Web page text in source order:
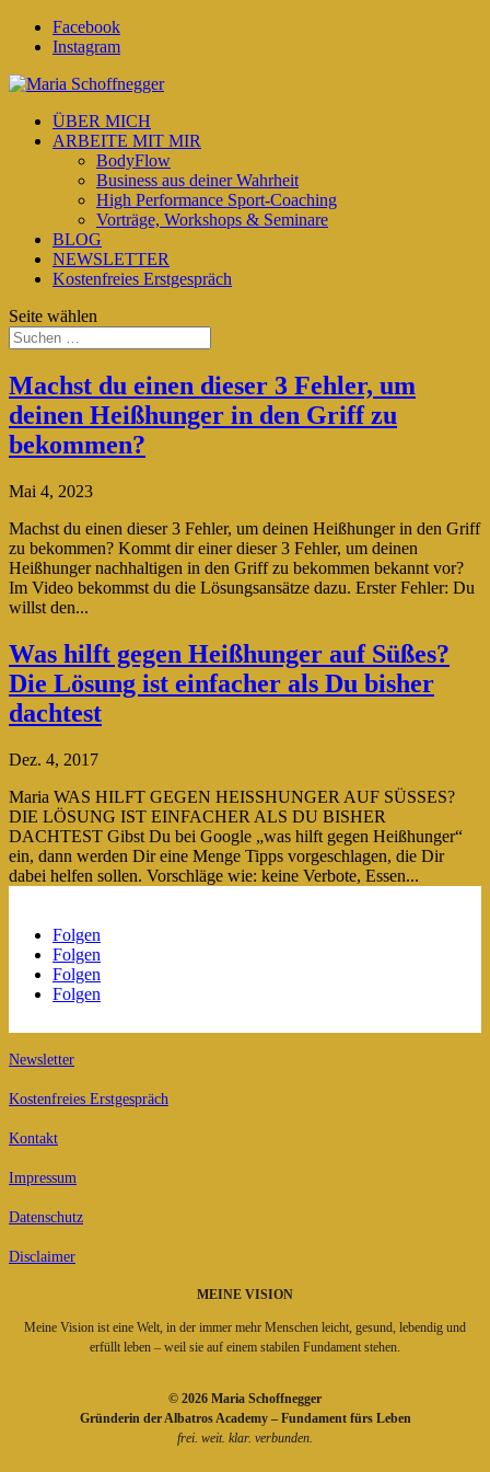
Facebook
Instagram
ÜBER MICH
ARBEITE MIT MIR
BodyFlow
Business aus deiner Wahrheit
High Performance Sport-Coaching
Vorträge, Workshops & Seminare
BLOG
NEWSLETTER
Kostenfreies Erstgespräch
Seite wählen
Machst du einen dieser 3 Fehler, um
deinen Heißhunger in den Griff zu
bekommen?
Mai 4, 2023
Machst du einen dieser 3 Fehler, um deinen Heißhunger in den Griff
zu bekommen? Kommt dir einer dieser 3 Fehler, um deinen
Heißhunger nachhaltigen in den Griff zu bekommen bekannt vor?
Im Video bekommst du die Lösungsansätze dazu. Erster Fehler: Du
willst den...
Was hilft gegen Heißhunger auf Süßes?
Die Lösung ist einfacher als Du bisher
dachtest
Dez. 4, 2017
Maria WAS HILFT GEGEN HEISSHUNGER AUF SÜSSES?
DIE LÖSUNG IST EINFACHER ALS DU BISHER
DACHTEST Gibst Du bei Google „was hilft gegen Heißhunger“
ein, dann werden Dir eine Menge Tipps vorgeschlagen, die Dir
dabei helfen sollen. Vorschläge wie: keine Verbote, Essen...
Folgen
Folgen
Folgen
Folgen
Newsletter
Kostenfreies Erstgespräch
Kontakt
Impressum
Datenschutz
Disclaimer
MEINE VISION
Meine Vision ist eine Welt, in der immer mehr Menschen leicht, gesund, lebendig und
erfüllt leben – weil sie auf einem stabilen Fundament stehen.
© 2026 Maria Schoffnegger
Gründerin der Albatros Academy – Fundament fürs Leben
frei. weit. klar. verbunden.